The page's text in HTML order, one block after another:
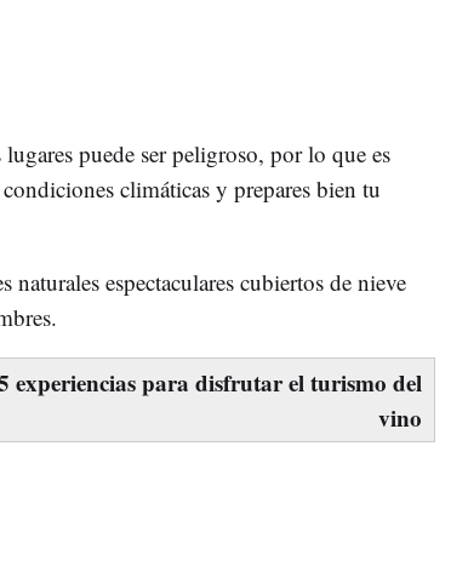
lugares puede ser peligroso, por lo que es
climáticas y prepares bien tu
naturales espectaculares cubiertos de nieve
experiencias para disfrutar el turismo del
vino